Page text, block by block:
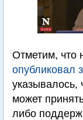
Отметим, что
опубликовал
указывалось,
может
либо